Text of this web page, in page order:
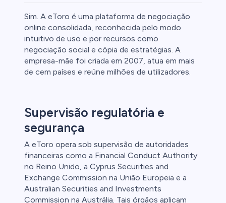
Sim. A eToro é uma plataforma de negociação
online consolidada, reconhecida pelo modo
intuitivo de uso e por recursos como
negociação social e cópia de estratégias. A
empresa-mãe foi criada em 2007, atua em mais
de cem países e reúne milhões de utilizadores.
Supervisão regulatória e
segurança
A eToro opera sob supervisão de autoridades
financeiras como a Financial Conduct Authority
no Reino Unido, a Cyprus Securities and
Exchange Commission na União Europeia e a
Australian Securities and Investments
Commission na Austrália. Tais órgãos aplicam